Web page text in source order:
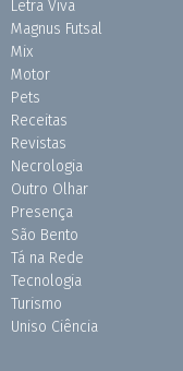
Letra Viva
Magnus Futsal
Mix
Motor
Pets
Receitas
Revistas
Necrologia
Outro Olhar
Presença
São Bento
Tá na Rede
Tecnologia
Turismo
Uniso Ciência